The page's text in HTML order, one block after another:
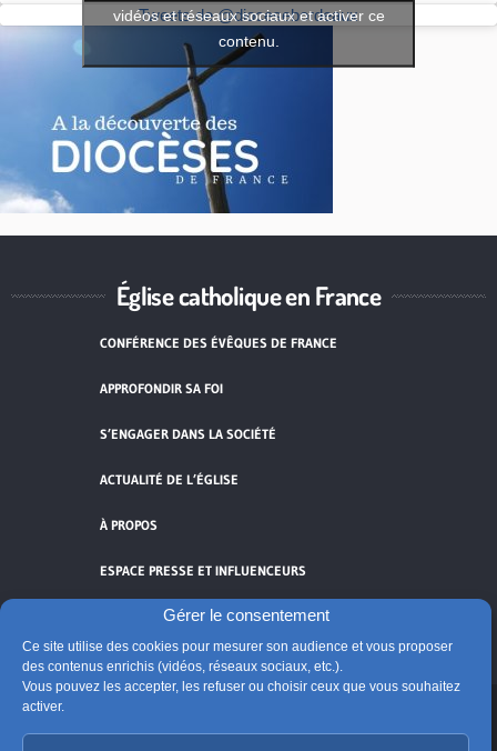
Gérer le consentement
Ce site utilise des cookies pour mesurer son audience et vous proposer
des contenus enrichis (vidéos, réseaux sociaux, etc.).
Vous pouvez les accepter, les refuser ou choisir ceux que vous souhaitez
activer.
Tweets de @diocesebordeaux
vidéos et réseaux sociaux et activer ce
contenu.
Église catholique en France
CONFÉRENCE DES ÉVÊQUES DE FRANCE
APPROFONDIR SA FOI
S’ENGAGER DANS LA SOCIÉTÉ
ACTUALITÉ DE L’ÉGLISE
À PROPOS
ESPACE PRESSE ET INFLUENCEURS
Cliquez pour accepter les cookies de